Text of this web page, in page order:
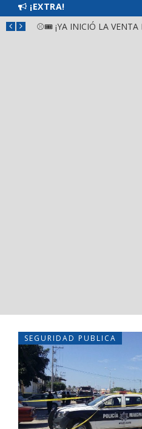
¡EXTRA!
SEGURIDAD PUBLICA